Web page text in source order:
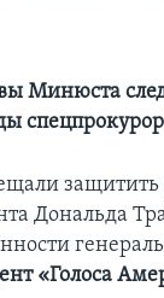
Минюста
защитить
Дональда
«Голоса